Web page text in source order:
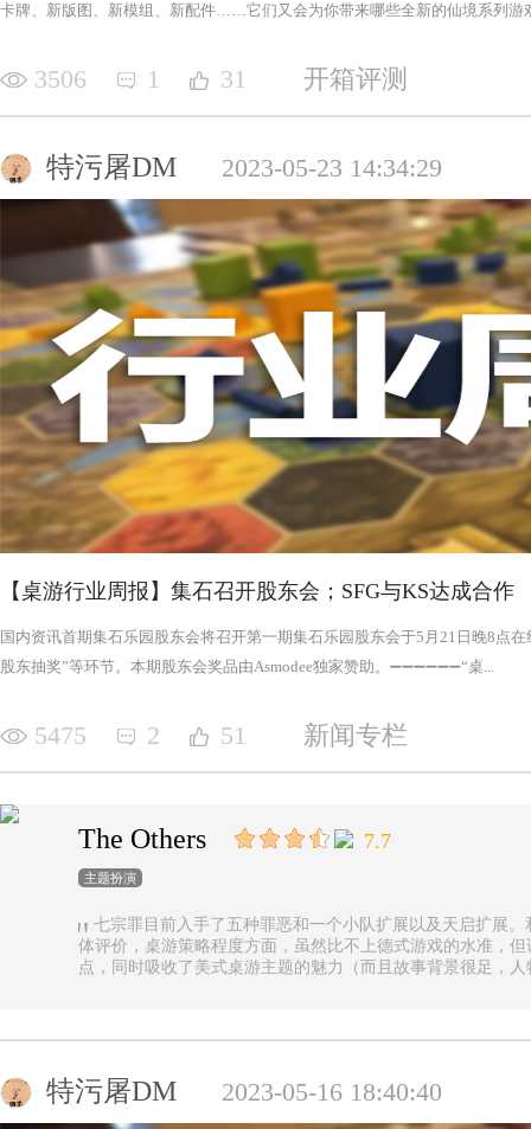
卡牌、新版图、新模组、新配件……它们又会为你带来哪些全新的仙境系列游
3506 1 31 开箱评测
特污屠DM 2023-05-23 14:34:29
【桌游行业周报】集石召开股东会；SFG与KS达成合作
国内资讯首期集石乐园股东会将召开第一期集石乐园股东会于5月21日晚8点
股东抽奖”等环节。本期股东会奖品由Asmodee独家赞助。➖➖➖➖➖➖“桌...
5475 2 51 新闻专栏
The Others 7.7
主题扮演
七宗罪目前入手了五种罪恶和一个小队扩展以及天启扩展
体评价，桌游策略程度方面，虽然比不上德式游戏的水准，
点，同时吸收了美式桌游主题的魅力（而且故事背景很足，
事推进，化身降临，如若不慎，充满力量的化身必将索去英
罪恶中最有气势的，很不错，而作为拓展中的天启和天启四
特污屠DM 2023-05-16 18:40:40